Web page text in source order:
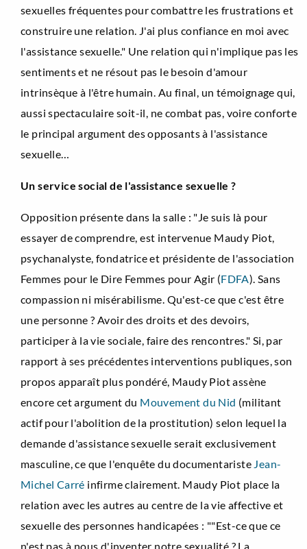
sexuelles fréquentes pour combattre les frustrations et
construire une relation. J'ai plus confiance en moi avec
l'assistance sexuelle." Une relation qui n'implique pas les
sentiments et ne résout pas le besoin d'amour
intrinsèque à l'être humain. Au final, un témoignage qui,
aussi spectaculaire soit-il, ne combat pas, voire conforte
le principal argument des opposants à l'assistance
sexuelle…
Un service social de l'assistance sexuelle ?
Opposition présente dans la salle : "Je suis là pour
essayer de comprendre, est intervenue Maudy Piot,
psychanalyste, fondatrice et présidente de l'association
Femmes pour le Dire Femmes pour Agir (FDFA). Sans
compassion ni misérabilisme. Qu'est-ce que c'est être
une personne ? Avoir des droits et des devoirs,
participer à la vie sociale, faire des rencontres." Si, par
rapport à ses précédentes interventions publiques, son
propos apparaît plus pondéré, Maudy Piot assène
encore cet argument du Mouvement du Nid (militant
actif pour l'abolition de la prostitution) selon lequel la
demande d'assistance sexuelle serait exclusivement
masculine, ce que l'enquête du documentariste Jean-
Michel Carré infirme clairement. Maudy Piot place la
relation avec les autres au centre de la vie affective et
sexuelle des personnes handicapées : ""Est-ce que ce
n'est pas à nous d'inventer notre sexualité ? La